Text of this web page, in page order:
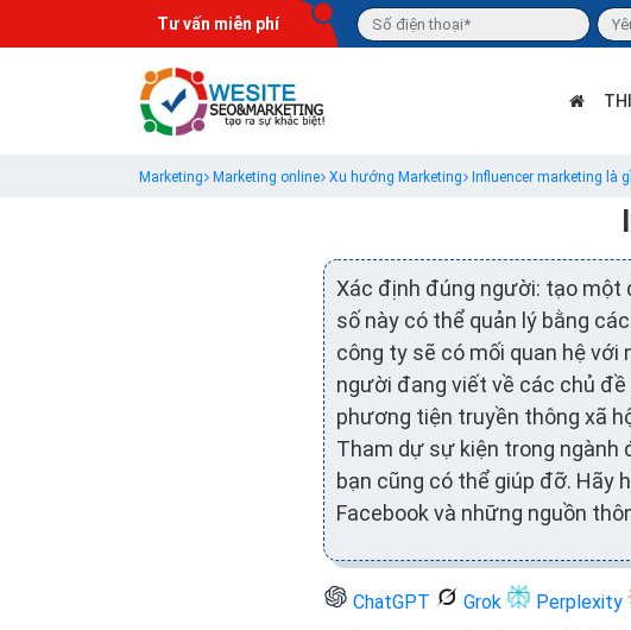
Tư vấn miễn phí
Marketing Marketing online Xu hướng Marketing Influencer marketing là
Xác định đúng người: tạo một
số này có thể quản lý bằng
công ty sẽ có mối quan hệ với
người đang viết về các chủ
phương tiện truyền thông xã
Tham dự sự kiện trong ngành
bạn cũng có thể giúp đỡ. Hãy
Facebook và những nguồn
ChatGPT Grok Perplexity